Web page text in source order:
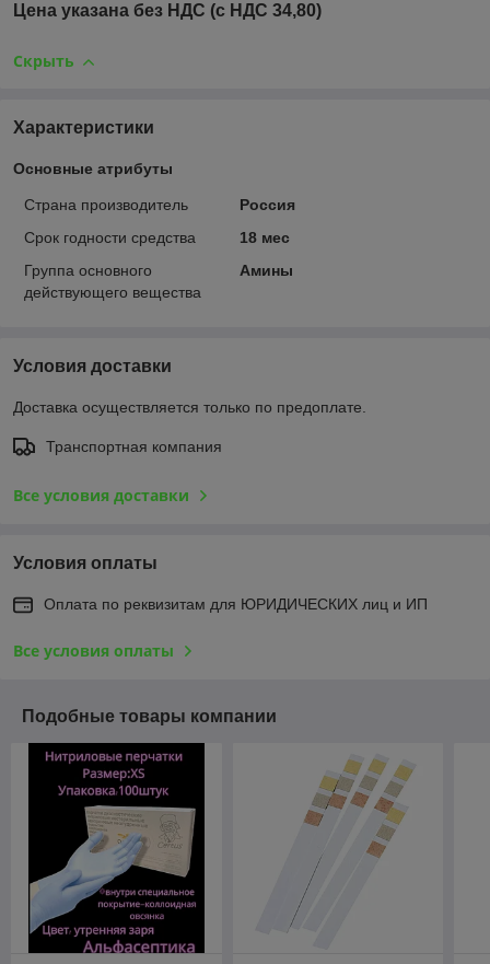
Цена указана без НДС (с НДС 34,80)
Скрыть
Характеристики
Основные атрибуты
Страна производитель
Россия
Срок годности средства
18 мес
Группа основного
действующего вещества
Амины
Условия доставки
Доставка осуществляется только по предоплате.
Транспортная компания
Все условия доставки
Условия оплаты
Оплата по реквизитам для ЮРИДИЧЕСКИХ лиц и ИП
Все условия оплаты
Подобные товары компании